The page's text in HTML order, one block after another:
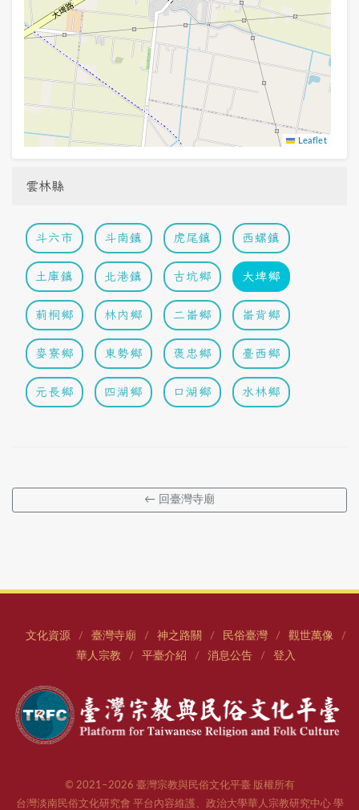
Leaflet
雲林縣
斗六市 斗南鎮 虎尾鎮 西螺鎮
土庫鎮 北港鎮 古坑鄉 大埤鄉
莿桐鄉 林內鄉 二崙鄉 崙背鄉
麥寮鄉 東勢鄉 褒忠鄉 臺西鄉
元長鄉 四湖鄉 口湖鄉 水林鄉
← 回臺灣寺廟
文化資源 / 臺灣寺廟 / 神之路關 / 民俗臺灣 / 觀世萬像 /
華人宗教 / 平臺介紹 / 消息公告 / 登入
© 2021–2026 臺灣宗教與民俗文化平臺 版權所有
台灣淡南民俗文化研究會 平台內容維護、政治大學華人宗教研究中心 學